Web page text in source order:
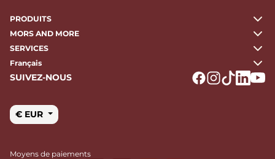
PRODUITS
MORS AND MORE
SERVICES
Français
SUIVEZ-NOUS
€ EUR
Moyens de paiements